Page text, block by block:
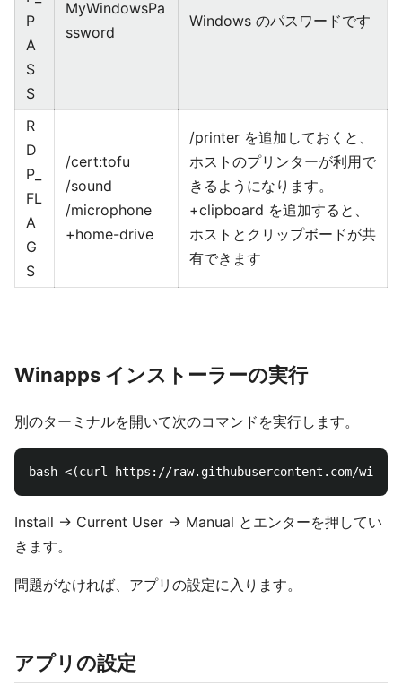
P
A
S
S
MyWindowsPa
ssword
Windows のパスワードです
R
D
P_
FL
A
G
S
/cert:tofu
/sound
/microphone
+home-drive
/printer を追加しておくと、
ホストのプリンターが利用で
きるようになります。
+clipboard を追加すると、
ホストとクリップボードが共
有できます
Winapps インストーラーの実行
別のターミナルを開いて次のコマンドを実行します。
Install → Current User → Manual とエンターを押してい
きます。
問題がなければ、アプリの設定に入ります。
アプリの設定